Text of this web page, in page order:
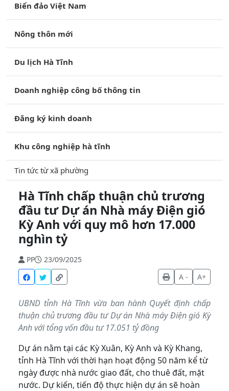
Biển đảo Việt Nam
Nông thôn mới
Du lịch Hà Tĩnh
Doanh nghiệp công bố thông tin
Đăng ký kinh doanh
Khu công nghiệp hà tĩnh
Tin tức từ xã phường
Hà Tĩnh chấp thuận chủ trương
đầu tư Dự án Nhà máy Điện gió
Kỳ Anh với quy mô hơn 17.000
nghìn tỷ
PP
23/09/2025
A -
A+
UBND tỉnh Hà Tĩnh vừa ban hành Quyết định chấp
thuận chủ trương đầu tư Dự án Nhà máy Điện gió Kỳ
Anh với tổng vốn đầu tư 17.051 tỷ đồng
Dự án nằm tại các Kỳ Xuân, Kỳ Anh và Kỳ Khang,
tỉnh Hà Tĩnh với thời hạn hoạt động 50 năm kể từ
ngày được nhà nước giao đất, cho thuê đất, mặt
nước. Dự kiến, tiến độ thực hiện dự án sẽ hoàn